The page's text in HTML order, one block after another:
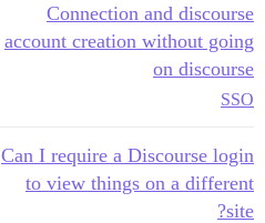
Connection and discourse
account creation without going
on discourse
SSO
Can I require a Discourse login
to view things on a different
site?